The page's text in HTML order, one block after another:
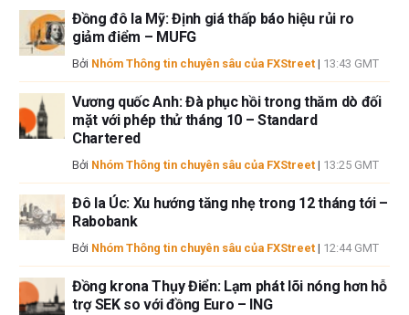
Đồng đô la Mỹ: Định giá thấp báo hiệu rủi ro
giảm điểm – MUFG
Bởi Nhóm Thông tin chuyên sâu của FXStreet | 13:43 GMT
Vương quốc Anh: Đà phục hồi trong thăm dò đối
mặt với phép thử tháng 10 – Standard
Chartered
Bởi Nhóm Thông tin chuyên sâu của FXStreet | 13:25 GMT
Đô la Úc: Xu hướng tăng nhẹ trong 12 tháng tới –
Rabobank
Bởi Nhóm Thông tin chuyên sâu của FXStreet | 12:44 GMT
Đồng krona Thụy Điển: Lạm phát lõi nóng hơn hỗ
trợ SEK so với đồng Euro – ING